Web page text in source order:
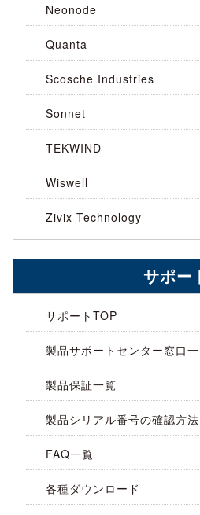
Neonode
Quanta
Scosche Industries
Sonnet
TEKWIND
Wiswell
Zivix Technology
サポー
サポートTOP
製品サポートセンター窓口
製品保証一覧
製品シリアル番号の確認方法
FAQ一覧
各種ダウンロード